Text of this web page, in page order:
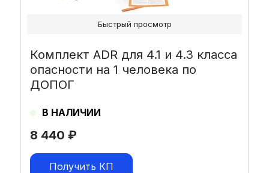
8 440 ₽
Комплект ADR для 4.1 и 4.3 класса
опасности на 1 человека по
ДОПОГ
В НАЛИЧИИ
Получить КП
Быстрый просмотр